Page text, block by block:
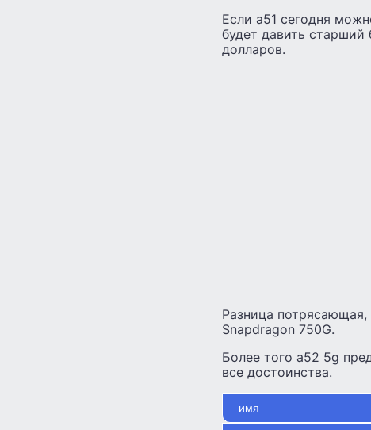
Если а51 сегодня
будет давить старший
долларов.
Разница потрясающая,
Snapdragon 750G.
Более того а52 5g
все достоинства.
имя